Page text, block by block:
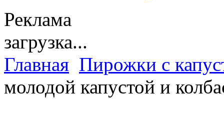
Реклама
загрузка...
Главная Пирожки с
молодой капустой и